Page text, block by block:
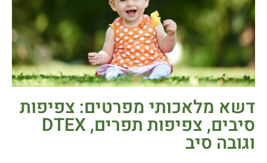
דשא מלאכותי מפרטים: צפיפות
סיבים, צפיפות תפרים, DTEX
וגובה סיב